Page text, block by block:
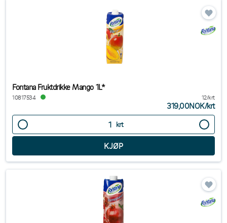
Fontana Fruktdrikke Mango 1L*
10817534 12/krt
319,00NOK/krt
krt